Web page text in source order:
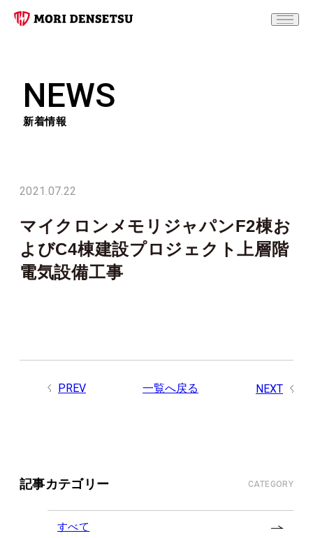
NEWS
新着情報
記事カテゴリー CATEGORY
すべて
2021.07.22
マイクロンメモリジャパンF2棟お
よびC4棟建設プロジェクト上層階
電気設備工事
PREV 一覧へ戻る NEXT